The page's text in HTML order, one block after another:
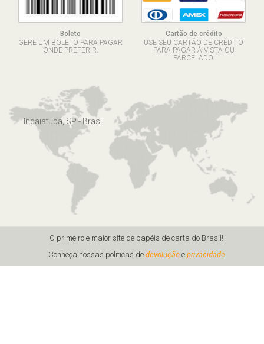
Boleto
GERE UM BOLETO PARA PAGAR
ONDE PREFERIR.
Cartão de crédito
USE SEU CARTÃO DE CRÉDITO
PARA PAGAR À VISTA OU
PARCELADO.
Indaiatuba, SP - Brasil
O primeiro e maior site de papéis de carta do Brasil!
Conheça nossas políticas de devoluçãoe privacidade